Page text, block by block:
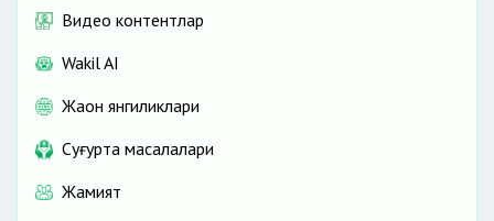
Видео контентлар
Wakil AI
Жаҳон янгиликлари
Cуғурта масалалари
Жамият